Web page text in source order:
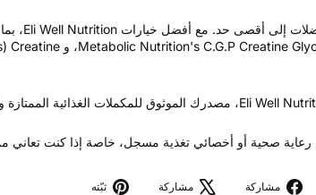
رعاية صحية أو أخصائي تغذية مسجل، خاصة إذا كنت
مشاركة
مشاركةمشاركة
تغريدة ثبّته